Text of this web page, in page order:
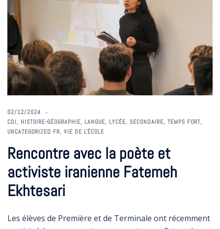
02/12/2024
CDI, HISTOIRE-GÉOGRAPHIE, LANGUE, LYCÉE, SECONDAIRE, TEMPS FORT,
UNCATEGORIZED FR, VIE DE L'ÉCOLE
Rencontre avec la poète et
activiste iranienne Fatemeh
Ekhtesari
Les élèves de Première et de Terminale ont récemment